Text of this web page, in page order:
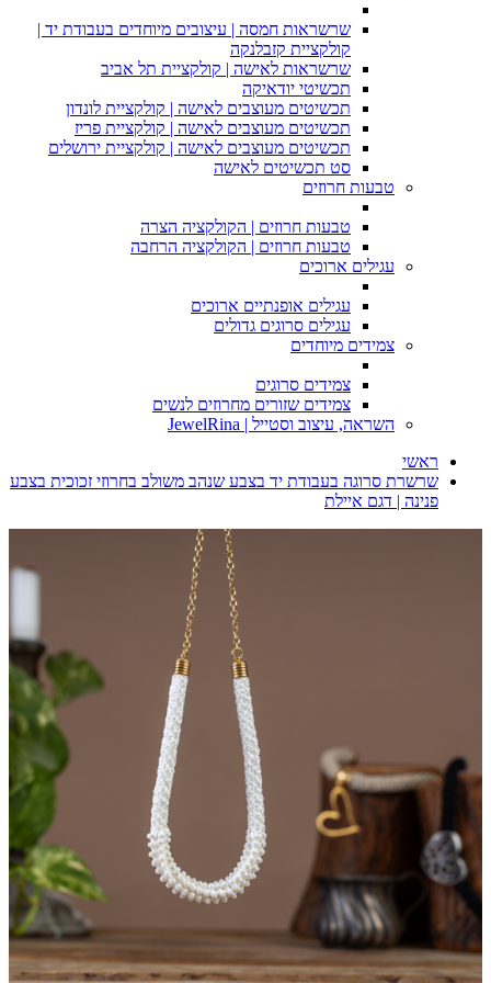
שרשראות חמסה | עיצובים מיוחדים בעבודת יד |
קולקציית קזבלנקה
שרשראות לאישה | קולקציית תל אביב
תכשיטי יודאיקה
תכשיטים מעוצבים לאישה | קולקציית לונדון
תכשיטים מעוצבים לאישה | קולקציית פריז
תכשיטים מעוצבים לאישה | קולקציית ירושלים
סט תכשיטים לאישה
טבעות חרוזים
טבעות חרוזים | הקולקציה הצרה
טבעות חרוזים | הקולקציה הרחבה
עגילים ארוכים
עגילים אופנתיים ארוכים
עגילים סרוגים גדולים
צמידים מיוחדים
צמידים סרוגים
צמידים שזורים מחרוזים לנשים
השראה, עיצוב וסטייל | JewelRina
ראשי
שרשרת סרוגה בעבודת יד בצבע שנהב משולב בחרוזי זכוכית בצבע
פנינה | דגם איילת